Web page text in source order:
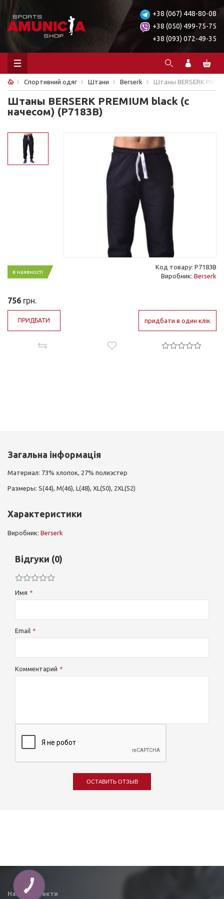
+38 (067) 448-80-08
+38 (050) 499-75-75
+38 (093) 072-49-35
Спортивний одяг Штани Berserk Штаны BERSERK
Штаны BERSERK PREMIUM black (с
начесом) (P7183B)
в наявності
Код товару: P7183B
Виробник: Berserk
756 грн.
ПРИДБАТИ придбати в один клік
Загальна інформація
Материал: 73% хлопок, 27% полиэстер
Размеры: S(44), M(46), L(48), XL(50), 2XL(52)
Характеристики
Виробник: Berserk
Відгуки (0)
Имя
Email
Комментарий
ОСТАВИТЬ ОТЗЫВ
Наші контакти
КНОПКА
ЗВ'ЯЗКУ